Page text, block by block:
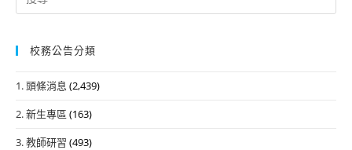
for:
校務公告分類
1. 頭條消息 (2,439)
2. 新生專區 (163)
3. 教師研習 (493)